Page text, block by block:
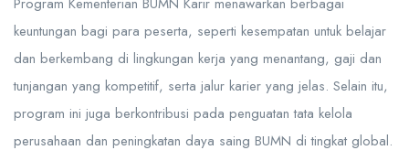
keuntungan bagi para peserta, seperti kesempatan untuk belajar
dan berkembang di lingkungan kerja yang menantang, gaji dan
tunjangan yang kompetitif, serta jalur karier yang jelas. Selain itu,
program ini juga berkontribusi pada penguatan tata kelola
perusahaan dan peningkatan daya saing BUMN di tingkat global.